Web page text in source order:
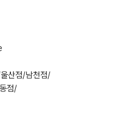
산점/남천점/
점/